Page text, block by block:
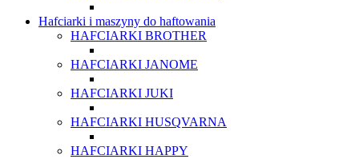
Hafciarki i maszyny do haftowania
HAFCIARKI BROTHER
HAFCIARKI JANOME
HAFCIARKI JUKI
HAFCIARKI HUSQVARNA
HAFCIARKI HAPPY